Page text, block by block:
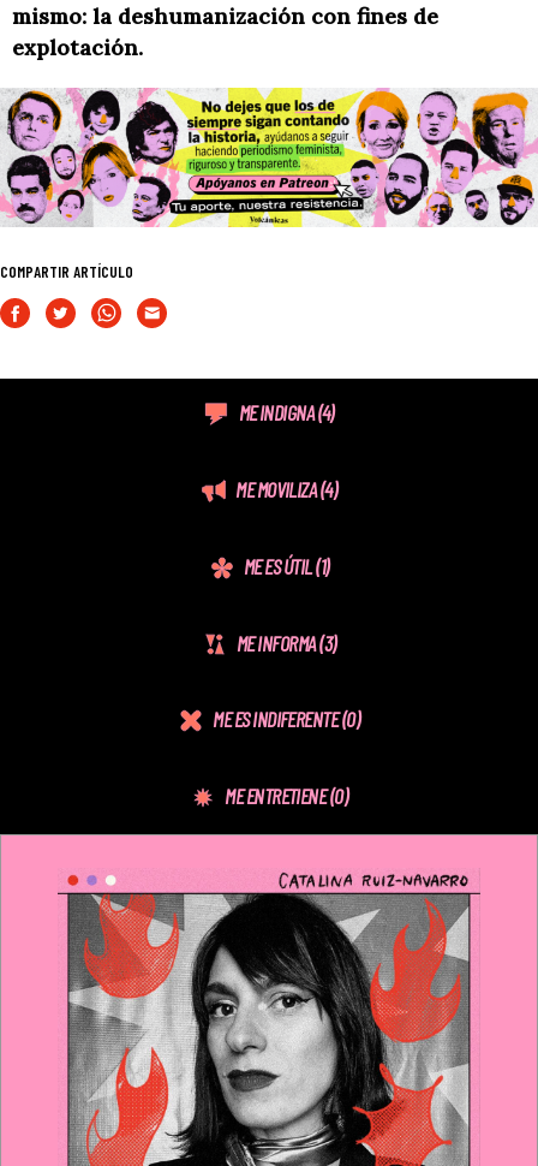
mismo: la deshumanización con fines de
explotación.
COMPARTIR ARTÍCULO
ME INDIGNA(4)
ME MOVILIZA(4)
ME ES ÚTIL(1)
ME INFORMA(3)
ME ES INDIFERENTE(0)
ME ENTRETIENE(0)